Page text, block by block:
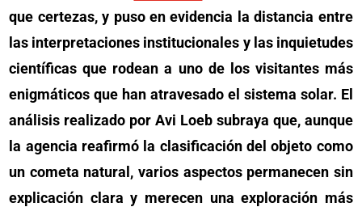
que certezas, y puso en evidencia la distancia entre
las interpretaciones institucionales y las inquietudes
científicas que rodean a uno de los visitantes más
enigmáticos que han atravesado el sistema solar. El
análisis realizado por Avi Loeb subraya que, aunque
la agencia reafirmó la clasificación del objeto como
un cometa natural, varios aspectos permanecen sin
explicación clara y merecen una exploración más